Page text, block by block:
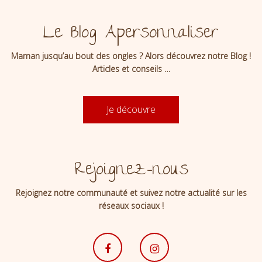
Le Blog Apersonnaliser
Maman jusqu’au bout des ongles ? Alors découvrez notre Blog !
Articles et conseils …
Je découvre
Rejoignez-nous
Rejoignez notre communauté et suivez notre actualité sur les
réseaux sociaux !